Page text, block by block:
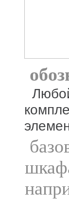
Любой узел Доступа NSBox в базовой